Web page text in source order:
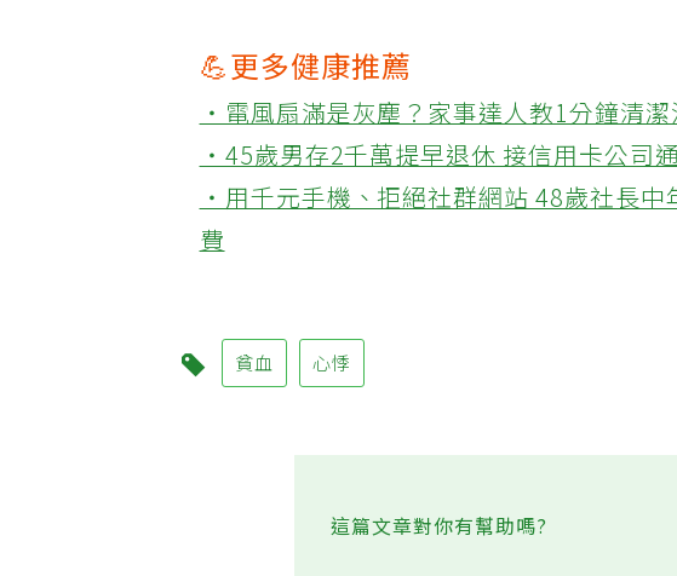
💪更多健康推薦
‧電風扇滿是灰塵？家事達人教1分鐘清
‧45歲男存2千萬提早退休 接信用卡公司
‧用千元手機、拒絕社群網站 48歲社長
費
貧血 心悸
這篇文章對你有幫助嗎?